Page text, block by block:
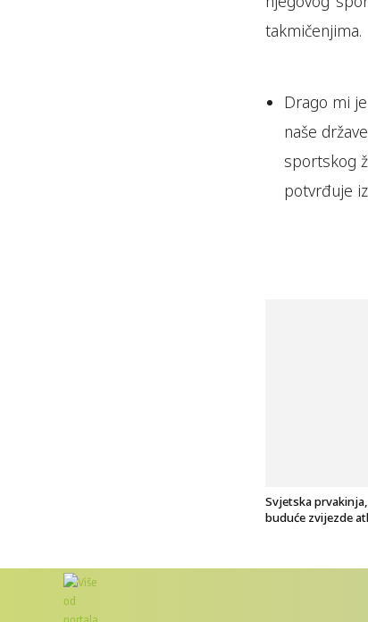
takmičenjima.
Drago mi
naše
sportskog
potvrđuje
Svjetska
buduće zvijezde